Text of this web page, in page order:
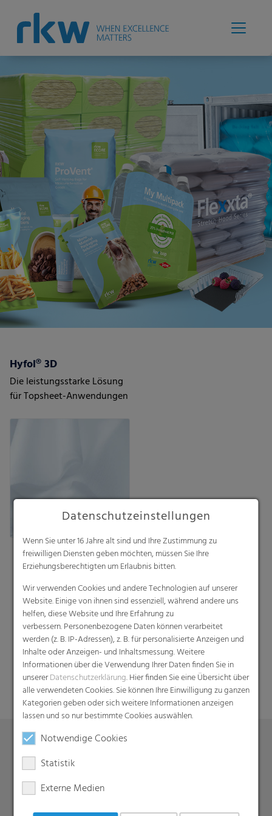
Hyfol® 3D
Die leistungsstarke Lösung
für Topsheet-Anwendungen
Suche
Datenschutzeinstellungen
Wenn Sie unter 16 Jahre alt sind und Ihre Zustimmung zu
freiwilligen Diensten geben möchten, müssen Sie Ihre
Erziehungsberechtigten um Erlaubnis bitten.
Wir verwenden Cookies und andere Technologien auf unserer
Website. Einige von ihnen sind essenziell, während andere uns
helfen, diese Website und Ihre Erfahrung zu
verbessern. Personenbezogene Daten können verarbeitet
werden (z. B. IP-Adressen), z. B. für personalisierte Anzeigen und
Inhalte oder Anzeigen- und Inhaltsmessung. Weitere
Informationen über die Verwendung Ihrer Daten finden Sie in
unsererDatenschutzerklärung. Hier finden Sie eine Übersicht über
alle verwendeten Cookies. Sie können Ihre Einwilligung zu ganzen
Kategorien geben oder sich weitere Informationen anzeigen
lassen und so nur bestimmte Cookies auswählen.
Notwendige Cookies
Statistik
Externe Medien
Produkte
Barrierefolien